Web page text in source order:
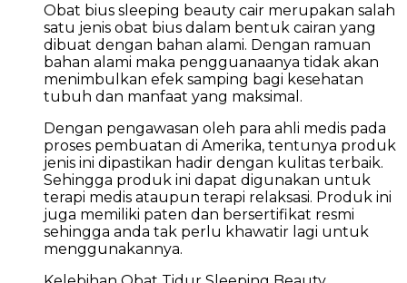
Obat bius sleeping beauty cair merupakan salah
satu jenis obat bius dalam bentuk cairan yang
dibuat dengan bahan alami. Dengan ramuan
bahan alami maka pengguanaanya tidak akan
menimbulkan efek samping bagi kesehatan
tubuh dan manfaat yang maksimal.
Dengan pengawasan oleh para ahli medis pada
proses pembuatan di Amerika, tentunya produk
jenis ini dipastikan hadir dengan kulitas terbaik.
Sehingga produk ini dapat digunakan untuk
terapi medis ataupun terapi relaksasi. Produk ini
juga memiliki paten dan bersertifikat resmi
sehingga anda tak perlu khawatir lagi untuk
menggunakannya.